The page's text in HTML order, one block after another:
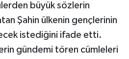
büyük sözlerin
Şahin ülkenin gençlerinin
istediğini ifade etti.
gündemi tören cümleleri